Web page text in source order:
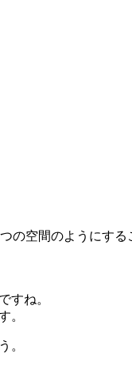
の空間のようにする
すね。
。
。